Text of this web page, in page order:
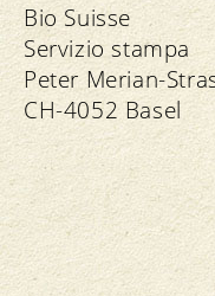
Bio Suisse
Servizio stampa
Peter Merian-
CH-4052 Basel